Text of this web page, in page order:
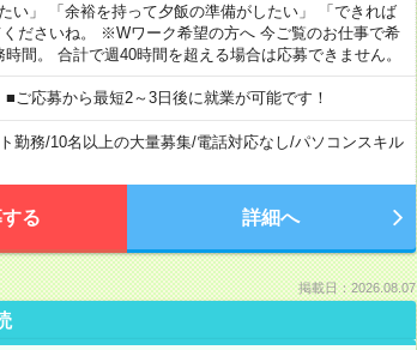
い」 「余裕を持って夕飯の準備がしたい」 「できれば
ださいね。 ※Wワーク希望の方へ 今ご覧のお仕事で希
間。 合計で週40時間を超える場合は応募できません。
ご応募から最短2～3日後に就業が可能です！
勤務/10名以上の大量募集/電話対応なし/パソコンスキル
る 詳細へ
掲載日：2026.08.07